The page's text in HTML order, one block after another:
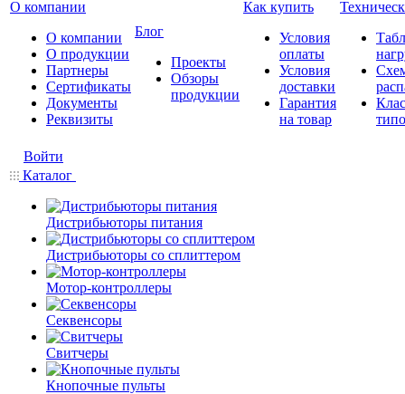
О компании
О компании
О продукции
Партнеры
Сертификаты
Документы
Реквизиты
Блог
Проекты
Обзоры
продукции
Как купить
Условия
оплаты
Условия
доставки
Гарантия
на товар
Войти
Каталог
Дистрибьюторы питания
Дистрибьюторы со сплиттером
Мотор-контроллеры
Секвенсоры
Свитчеры
Кнопочные пульты